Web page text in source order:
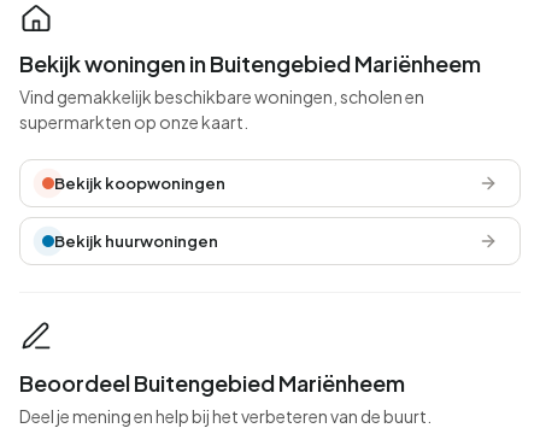
Bekijk woningen in Buitengebied Mariënheem
Vind gemakkelijk beschikbare woningen, scholen en
supermarkten op onze kaart.
Bekijk koopwoningen
Bekijk huurwoningen
Beoordeel Buitengebied Mariënheem
Deel je mening en help bij het verbeteren van de buurt.